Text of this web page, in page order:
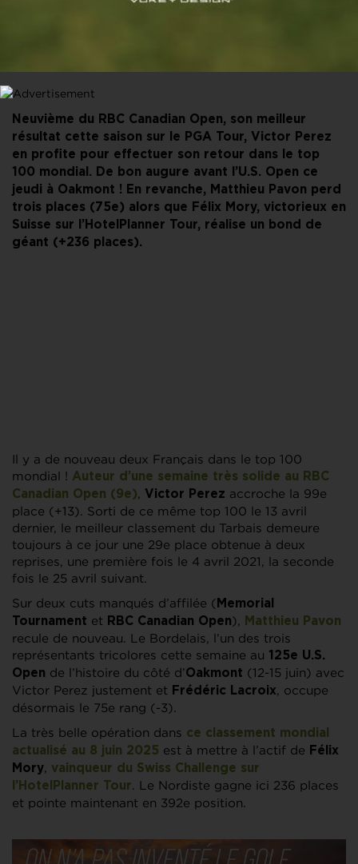
Neuvième du RBC Canadian Open, son meilleur
résultat cette saison sur le PGA Tour, Victor Perez
en profite pour effectuer son retour dans le top
100 mondial. De bon augure avant l’U.S. Open ce
jeudi à Oakmont ! En revanche, Matthieu Pavon perd
trois places (75e) alors que Félix Mory, victorieux en
Suisse sur l’HotelPlanner Tour, réalise un bond de
géant (+236 places).
Il y a de nouveau deux Français dans le top 100
mondial ! Auteur d’une semaine très solide au RBC
Canadian Open (9e), Victor Perez accroche la 99e
place (+13). Sorti de ce même top 100 le 13 avril
dernier, le meilleur classement du Tarbais demeure
toujours à ce jour une 29e place obtenue à deux
reprises, une première fois le 4 avril 2021, la seconde
fois le 25 avril suivant.
Sur deux cuts manqués d’affilée ( Memorial
Tournament et RBC Canadian Open), Matthieu Pavon
recule de nouveau. Le Bordelais, l’un des trois
représentants tricolores cette semaine au 125e U.S.
Open de l’histoire du côté d’Oakmont (12-15 juin) avec
Victor Perez justement et Frédéric Lacroix, occupe
désormais le 75e rang (-3).
La très belle opération dans ce classement mondial
actualisé au 8 juin 2025 est à mettre à l’actif de Félix
Mory, vainqueur du Swiss Challenge sur
l’HotelPlanner Tour. Le Nordiste gagne ici 236 places
et pointe maintenant en 392e position.